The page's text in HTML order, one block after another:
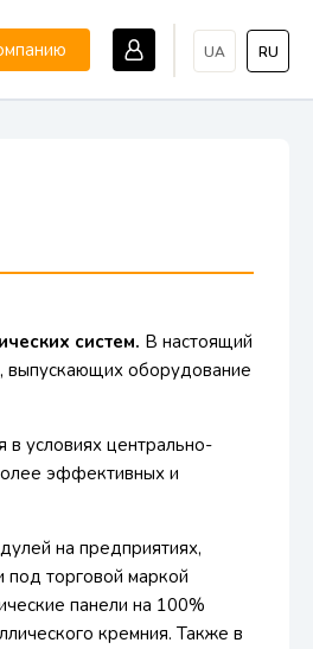
UA RU
систем. В настоящий
выпускающих оборудование
в условиях центрально-
эффективных и
на предприятиях,
торговой маркой
панели на 100%
кремния. Также в